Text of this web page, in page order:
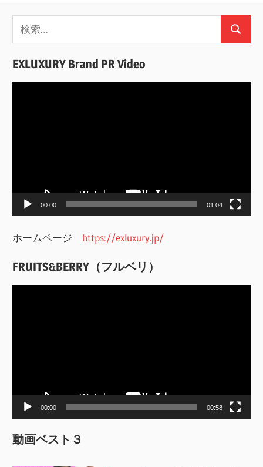
索:
検
EXLUXURY Brand PR Video
ー
00:00 01:04
ホームページ https://exluxury.jp/
FRUITS&BERRY（フルベリ）
ー
00:00 00:58
動画ベスト３